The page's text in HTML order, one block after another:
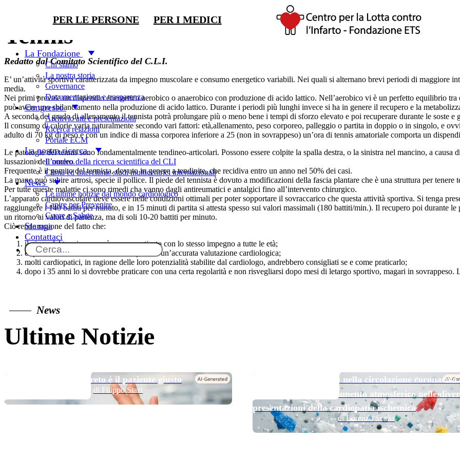
PER LE PERSONE PER I MEDICI
La Fondazione
Chi siamo
La nostra storia
Governance
Documentazione e trasparenza
Congresso
Archivio atti e presentazioni
Ricerca relazioni
Portale ECM
La nostra ricerca
Il nucleo della ricerca scientifica del CLI
Clima ed Interclima: studi multicentrici internazionali
News
Le ultime notizie dal mondo cardiologico
Capire per Prevenire
Cuore e Salute
Stampa
Contattaci
Tennis
Redatto dal Comitato Scientifico del C.L.I.
E’ un’attività sportiva caratterizzata da impegno muscolare e consumo energetico variabili. Nei quali si alternano brevi periodi di maggiore
media.
Nei primi prevale un dispendio energetico aerobico o anaerobico con produzione di acido lattico. Nell’aerobico vi è un perfetto equilibrio
può avere uno sbilanciamento nella produzione di acido lattico. Durante i periodi più lunghi invece si ha in genere il recupero e la
A seconda del grado di allenamento il tennista potrà prolungare più o meno bene i tempi di sforzo elevato e poi recuperare durante le soste e
Il consumo di calorie varia naturalmente secondo vari fattori: età,allenamento, peso corporeo, palleggio o partita in doppio o in singolo, e
adulto di 70 kg di peso e con un indice di massa corporea inferiore a 25 (non in sovrappeso) un’ora di tennis amatoriale comporta un
Le patologie del tennis sono fondamentalmente tendineo-articolari. Possono essere colpite la spalla destra, o la sinistra nel mancino, a
lussazioni dell’omero.
Frequente è il gomito del tennista, dovuto in genere a tendinite, che recidiva entro un anno nel 50% dei casi.
La mano può subire artrosi, specie il pollice. Il piede del tennista è dovuto a modificazioni della fascia plantare che è una struttura per tenere
Per tutte queste malattie ci sono rimedi cha vanno dagli antireumatici e antalgici fino all’intervento chirurgico.
L’apparato cardiovascolare deve essere nelle condizioni ottimali per poter sopportare il sovraccarico che questa attività sportiva. Si tenga
raggiungere i 140 battiti per minuto, e in 15 minuti di partita si attesta spesso sui valori massimali (180 battiti/min.). Il recupero poi durante
un ritorno ai valori di partenza, ma di soli 10-20 battiti per minuto.
Ciò rende ragione del fatto che:
il gioco del tennis non può essere praticato con lo stesso impegno a tutte le età;
dopo i 50 anni ci si dovrebbe sottoporre a un’accurata valutazione cardiologica;
molti cardiopatici, in ragione delle loro potenzialità stabilite dal cardiologo, andrebbero consigliati se e come praticarlo;
dopo i 35 anni lo si dovrebbe praticare con una certa regolarità e non risvegliarsi dopo mesi di letargo sportivo, magari in sovrappeso.
News
Ultime Notizie
Long DAPT…? Il segreto è il paziente giusto
di Filippo Stazi
Micro e nanoplastiche nella circolazione coronarica
esposizione all’inquinamento atmosferico nelle
presentazioni della cardiopatia ischemica
di Lorenzo Scalia